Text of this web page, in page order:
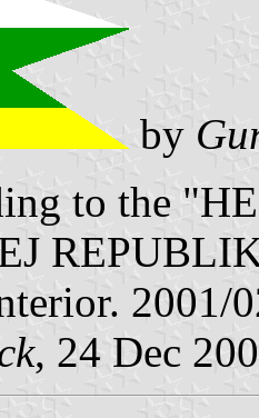
by
to the
2001/
, 24 Dec